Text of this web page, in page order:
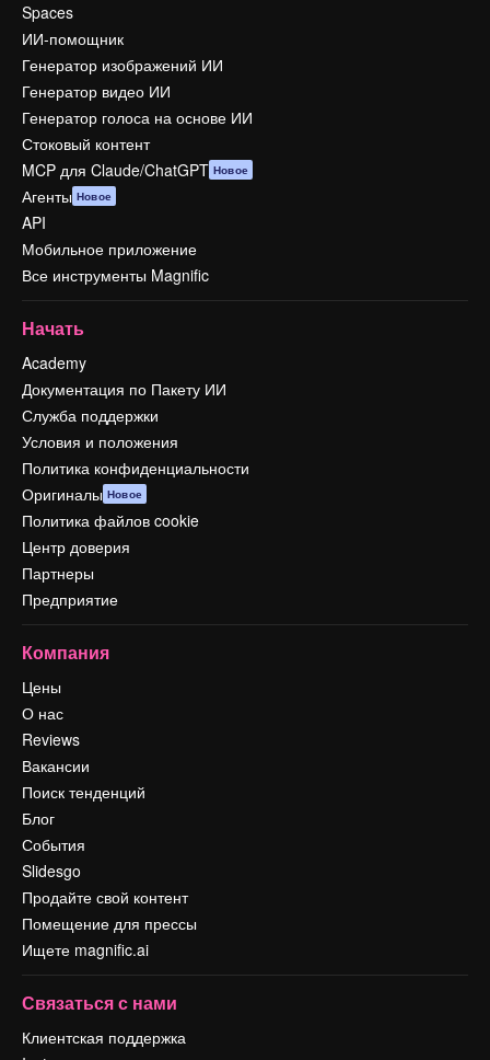
Spaces
ИИ-помощник
Генератор изображений ИИ
Генератор видео ИИ
Генератор голоса на основе ИИ
Стоковый контент
MCP для Claude/ChatGPT Новое
Агенты Новое
API
Мобильное приложение
Все инструменты Magnific
Начать
Academy
Документация по Пакету ИИ
Служба поддержки
Условия и положения
Политика конфиденциальности
Оригиналы Новое
Политика файлов cookie
Центр доверия
Партнеры
Предприятие
Компания
Цены
О нас
Reviews
Вакансии
Поиск тенденций
Блог
События
Slidesgo
Продайте свой контент
Помещение для прессы
Ищете magnific.ai
Связаться с нами
Клиентская поддержка